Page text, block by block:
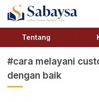
Sabaysa
Lebih Dekat Dengan Ilmu
Tentang
#cara melayani
dengan baik